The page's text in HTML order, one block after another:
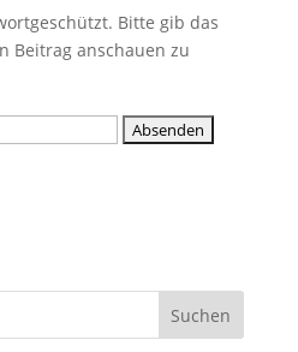
Bitte gib das
Beitrag anschauen zu